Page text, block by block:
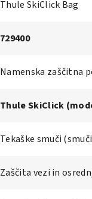
Thule SkiClick Bag
729400
Namenska zaščitna
Thule SkiClick
Tekaške smuči
Zaščita vezi in